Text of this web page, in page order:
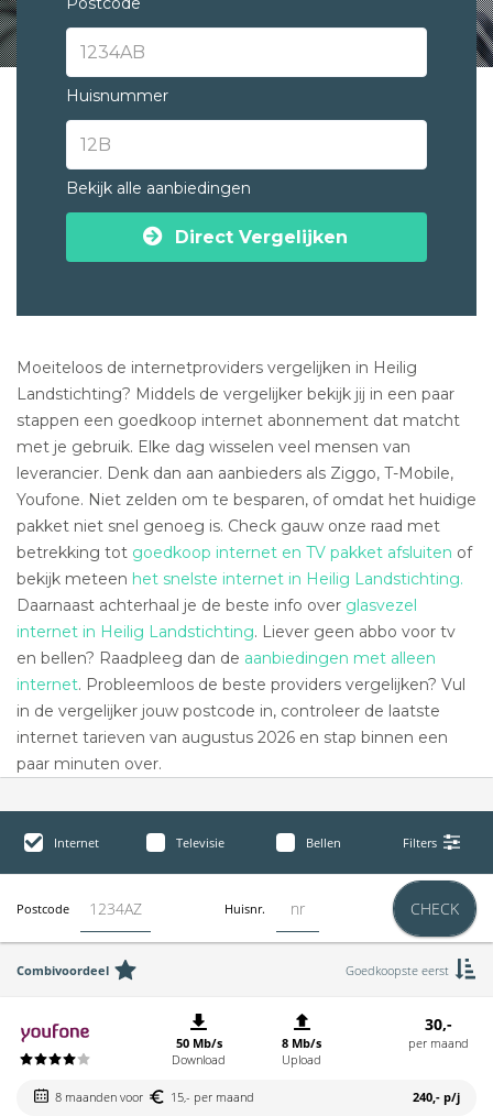
Huisnummer
Bekijk alle aanbiedingen
Direct Vergelijken
Moeiteloos de internetproviders vergelijken in Heilig
Landstichting? Middels de vergelijker bekijk jij in een paar
stappen een goedkoop internet abonnement dat matcht
met je gebruik. Elke dag wisselen veel mensen van
leverancier. Denk dan aan aanbieders als Ziggo, T-Mobile,
Youfone. Niet zelden om te besparen, of omdat het huidige
pakket niet snel genoeg is. Check gauw onze raad met
betrekking tot goedkoop internet en TV pakket afsluiten of
bekijk meteen het snelste internet in Heilig Landstichting.
Daarnaast achterhaal je de beste info over glasvezel
internet in Heilig Landstichting. Liever geen abbo voor tv
en bellen? Raadpleeg dan de aanbiedingen met alleen
internet. Probleemloos de beste providers vergelijken? Vul
in de vergelijker jouw postcode in, controleer de laatste
internet tarieven van augustus 2026 en stap binnen een
paar minuten over.
Internet Televisie Bellen Filters
Postcode Huisnr. CHECK
Combivoordeel Goedkoopste eerst
50 Mb/s
Download
8 Mb/s
Upload
30,-
per maand
8 maanden voor 15,- per maand 240,- p/j